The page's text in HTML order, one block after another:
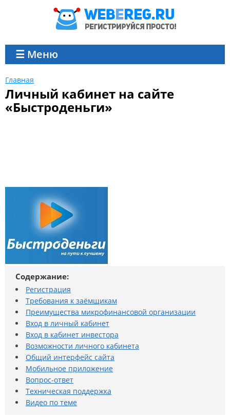
☰ Меню
Главная
Личный кабинет на сайте
«Быстроденьги»
Содержание:
Регистрация
Требования к заёмщикам
Преимущества микрофинансовой организации
Вход в личный кабинет
Вход в кабинет инвестора
Возможности личного кабинета
Общий интерфейс сайта
Мобильное приложение
Вопрос-ответ
Техническая поддержка
Видео по теме